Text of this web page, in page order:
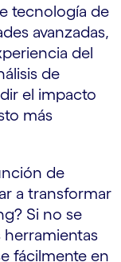
tecnología de
avanzadas,
del
de
el impacto
más
de
a transformar
Si no se
fácilmente en